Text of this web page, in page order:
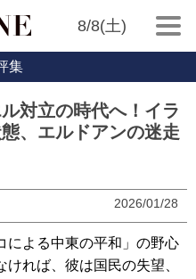
8/8(土)
集
対立の時代へ！イラ
、エルドアンの迷走
2026/01/28
よる中東の平和」の野心
れば、彼は国民の失望、